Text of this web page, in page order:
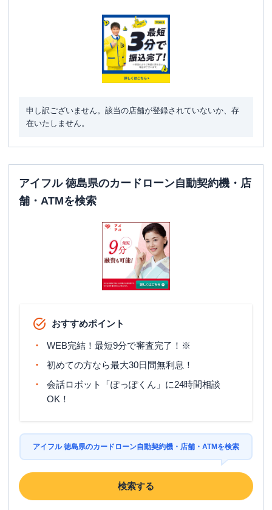
申し訳ございません。該当の店舗が登録されていないか、存
在いたしません。
アイフル 徳島県のカードローン自動契約機・店
舗・ATMを検索
おすすめポイント
WEB完結！最短9分で審査完了！※
初めての方なら最大30日間無利息！
会話ロボット「ぽっぽくん」に24時間相談
OK！
アイフル 徳島県のカードローン自動契約機・店舗・ATMを検索
検索する